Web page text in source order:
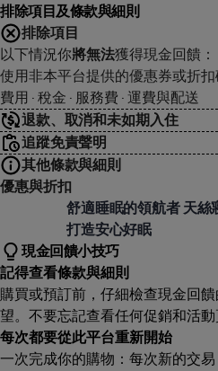
排除項目及條款與細則
排除項目
以下情況你將無法獲得現金回饋：
使用非本平台提供的優惠券或折
費用 · 稅金 · 服務費 · 運費與配送
退款、取消和未如期入住
追蹤免責聲明
其他條款與細則
優惠與折扣
寢具床墊館舒適睡眠的領航者 天絲
打造安心好眠
現金回饋小技巧
記得查看條款與細則
購買或預訂前，仔細檢查現金回
望。不要忘記查看任何促銷和活動
每次都要從此平台重新開始
一次完成你的購物：每次新的交